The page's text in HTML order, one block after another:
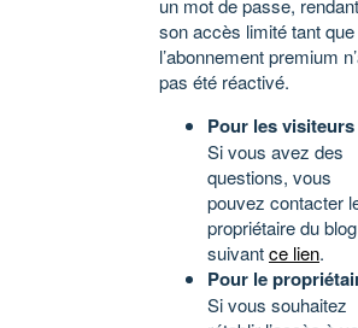
un mot de passe, rendant
son accès limité tant que
l’abonnement premium
pas été réactivé.
Pour les visiteurs
Si vous avez des
questions, vous
pouvez contacter
propriétaire du
suivantce lien.
Pour le
Si vous souhaitez